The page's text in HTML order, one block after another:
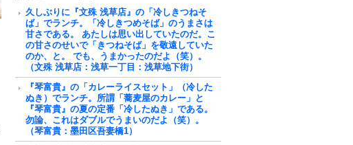
久しぶりに『文殊 浅草店』の「冷しきつねそ
ば」でランチ。「冷しきつめそば」のうまさは
甘さである。 あたしは思い出していたのだ。こ
の甘さのせいで「きつねそば」を敬遠していた
のか、と。 でも、うまかったのだよ（笑）。
（文殊 浅草店：浅草一丁目：浅草地下街）
『琴富貴』の「カレーライスセット」（冷した
ぬき）でランチ。所謂「蕎麦屋のカレー」と
『琴富貴』の夏の定番「冷したぬき」である。
勿論、これはダブルでうまいのだよ（笑）。
（琴富貴：墨田区吾妻橋1）